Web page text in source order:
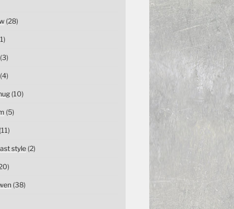
(28)
(10)
(5)
style(2)
(38)